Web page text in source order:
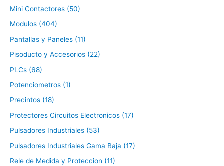
Mini Contactores (50)
Modulos (404)
Pantallas y Paneles (11)
Pisoducto y Accesorios (22)
PLCs (68)
Potenciometros (1)
Precintos (18)
Protectores Circuitos Electronicos (17)
Pulsadores Industriales (53)
Pulsadores Industriales Gama Baja (17)
Rele de Medida y Proteccion (11)